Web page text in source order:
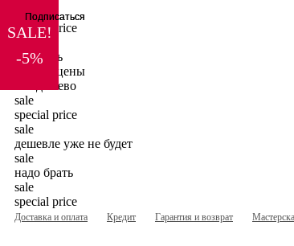
sale
special price
sale
ну очень
низкие цены
вот дешево
sale
special price
sale
дешевле уже не будет
sale
надо брать
sale
special price
Доставка и оплата Кредит Гарантия и возврат
SALE!
-5%
Подписаться
Подписаться